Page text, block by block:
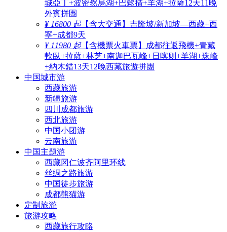
城亞丁+波密然烏湖+巴鬆措+羊湖+拉薩12天11晚
外賓拼團
¥ 16800 起【含大交通】吉隆坡/新加坡—西藏+西
寧+成都9天
¥ 11980 起【含機票火車票】成都往返飛機+青藏
軟臥+拉薩+林芝+南迦巴瓦峰+日喀则+羊湖+珠峰
+納木錯13天12晚西藏旅遊拼團
中国城市游
西藏旅游
新疆旅游
四川成都旅游
西北旅游
中国小团游
云南旅游
中国主题游
西藏冈仁波齐阿里环线
丝绸之路旅游
中国徒步旅游
成都熊猫游
定制旅游
旅游攻略
西藏旅行攻略